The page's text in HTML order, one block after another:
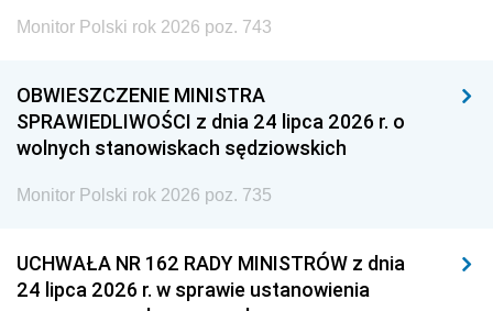
Monitor Polski rok 2026 poz. 743
OBWIESZCZENIE MINISTRA
SPRAWIEDLIWOŚCI z dnia 24 lipca 2026 r. o
wolnych stanowiskach sędziowskich
Monitor Polski rok 2026 poz. 735
UCHWAŁA NR 162 RADY MINISTRÓW z dnia
24 lipca 2026 r. w sprawie ustanowienia